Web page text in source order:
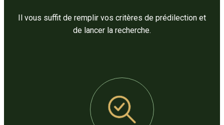
Il vous suffit de remplir vos critères de prédilection et
de lancer la recherche.